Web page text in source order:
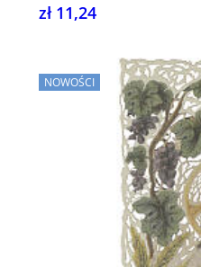
zł 11,24
NOWOŚCI